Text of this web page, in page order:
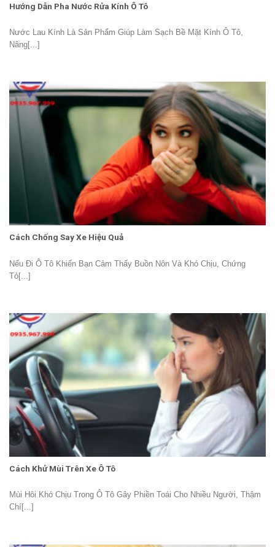
Hướng Dẫn Pha Nước Rửa Kính Ô Tô
Nước Lau Kính Là Sản Phẩm Giúp Làm Sạch Bề Mặt Kính Ô Tô,
Nâng[...]
Cách Chống Say Xe Hiệu Quả
Nếu Đi Ô Tô Khiến Bạn Cảm Thấy Buồn Nôn Và Khó Chịu, Chứng
Tỏ[...]
Cách Khử Mùi Trên Xe Ô Tô
Mùi Hôi Khó Chịu Trong Ô Tô Gây Phiền Toái Cho Nhiều Người, Thậm
Chí[...]